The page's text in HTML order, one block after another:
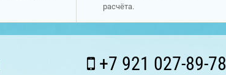
расчёта.
+7 921 027-89-78